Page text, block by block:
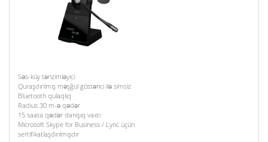
Səs-küy tənzimləyici
Quraşdırılmış məşğul göstərici ilə simsiz
Bluetooth qulaqlıq
Radius 30 m-ə qədər
15 saata qədər danışıq vaxtı
Microsoft Skype for Business / Lync üçün
sertifikatlaşdırılmışdır